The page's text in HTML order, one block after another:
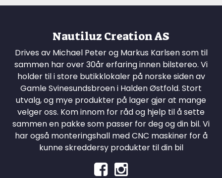
Nautiluz Creation AS
Drives av Michael Peter og Markus Karlsen som til
sammen har over 30år erfaring innen bilstereo. Vi
holder til i store butikklokaler på norske siden av
Gamle Svinesundsbroen i Halden Østfold. Stort
utvalg, og mye produkter på lager gjør at mange
velger oss. Kom innom for råd og hjelp til å sette
sammen en pakke som passer for deg og din bil. Vi
har også monteringshall med CNC maskiner for å
kunne skreddersy produkter til din bil